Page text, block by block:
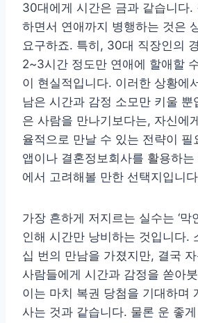
30대에게 시간은 금과 같습니다.
하면서 연애까지 병행하는 것은
요구하죠. 특히, 30대 직장인의
2~3시간 정도만 연애에 할애할
이 현실적입니다. 이러한 상황에
남은 시간과 감정 소모만 키울
은 사람을 만나기보다는, 자신에
율적으로 만날 수 있는 전략이 필
앱이나 결혼정보회사를 활용하
에서 고려해볼 만한 선택지입니
가장 흔하게 저지르는 실수는 ‘막
인해 시간만 낭비하는 것입니다.
십 번의 만남을 가졌지만, 결국
사람들에게 시간과 감정을 쏟아
이는 마치 복권 당첨을 기대하며
사는 것과 같습니다. 물론 운 좋